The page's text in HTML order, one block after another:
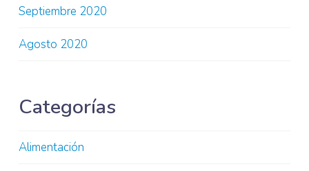
Septiembre 2020
Agosto 2020
Categorías
Alimentación